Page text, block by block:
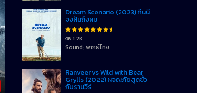
Dream Scenario (2023) คืนนี้
จงฝันถึงผม
1.2K
Sound: พากย์ไทย
Ranveer vs Wild with Bear
Grylls (2022) ผจญภัยสุดขั้ว
กับรานวีร์